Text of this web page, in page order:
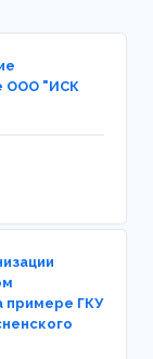
ООО "ИСК
примере ГКУ